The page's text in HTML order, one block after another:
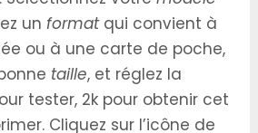
unformatqui convient à
ou à une carte de poche,
taille, et réglez la
tester, 2k pour obtenir cet
Cliquez sur l’icône de